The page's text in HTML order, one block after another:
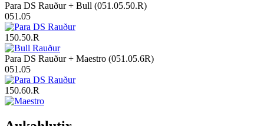
Para DS Rauður + Bull (051.05.50.R)
051.05
150.50.R
Para DS Rauður + Maestro (051.05.6R)
051.05
150.60.R